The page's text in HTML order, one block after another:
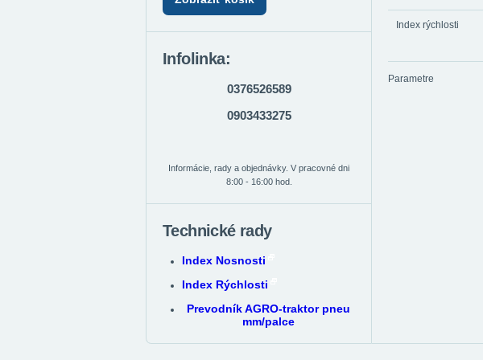
Index rýchlosti
Parametre
Infolinka:
0376526589
0903433275
Informácie, rady a objednávky. V pracovné dni
8:00 - 16:00 hod.
Technické rady
Index Nosnosti
Index Rýchlosti
Prevodník AGRO-traktor pneu
mm/palce